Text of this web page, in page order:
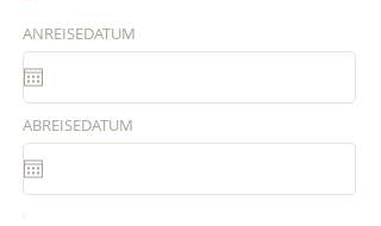
ANREISEDATUM
ABREISEDATUM